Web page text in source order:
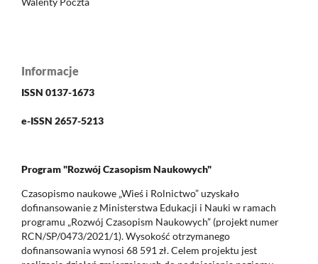
Informacje
ISSN 0137-1673
e-ISSN 2657-5213
Program "Rozwój Czasopism Naukowych"
Czasopismo naukowe „Wieś i Rolnictwo” uzyskało
dofinansowanie z Ministerstwa Edukacji i Nauki w ramach
programu „Rozwój Czasopism Naukowych” (projekt numer
RCN/SP/0473/2021/1). Wysokość otrzymanego
dofinansowania wynosi 68 591 zł. Celem projektu jest